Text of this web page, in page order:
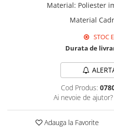
Material: Poliester
Material
STOC
Durata de
Cod Produs:
Ai nevoie de ajutor?
Adauga la Favorite